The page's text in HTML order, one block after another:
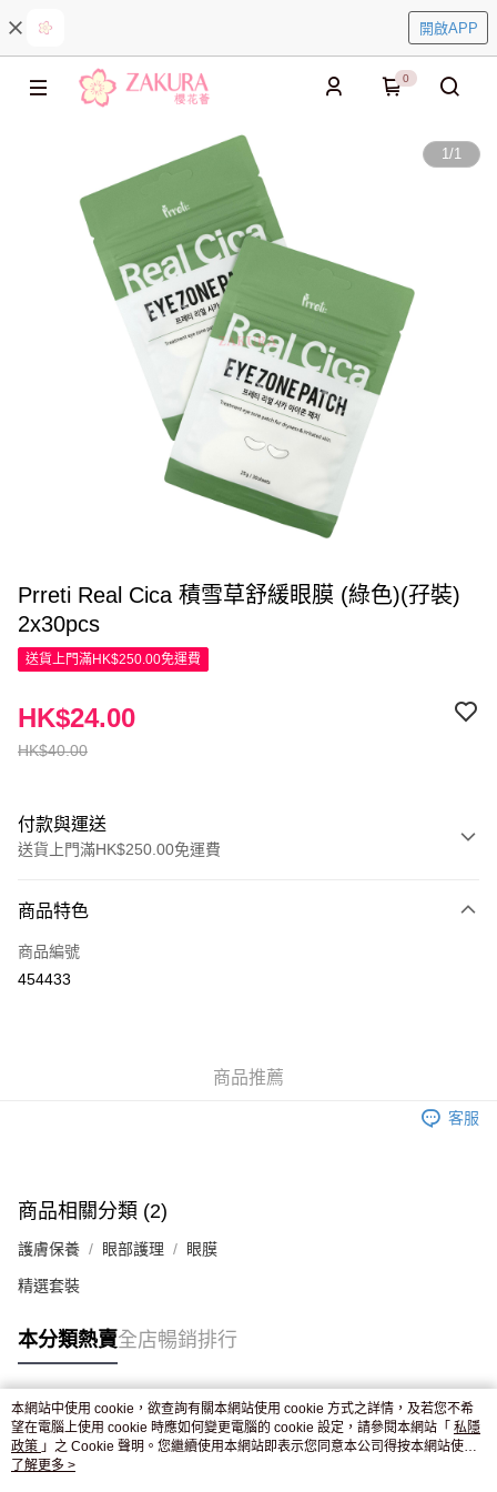
開啟APP
0
1/1
Prreti Real Cica 積雪草舒緩眼膜 (綠色)(孖裝)
2x30pcs
送貨上門滿HK$250.00免運費
HK$40.00
HK$24.00
付款與運送
送貨上門滿HK$250.00免運費
信用卡
Apple Pay
付款後門市自取，訂單確認後2-4個工作天到店，7天內取。逾期後
商品特色
商品編號
454433
商品推薦
客服
商品相關分類 (2)
護膚保養 眼部護理 眼膜
精選套裝
本分類熱賣全店暢銷排行
熱門標籤
熱銷排行
本網站中使用 cookie，欲查詢有關本網站使用 cookie 方式之詳情，及若您不希
望在電腦上使用 cookie 時應如何變更電腦的 cookie 設定，請參閱本網站「 私隱
政策 」之 Cookie 聲明。您繼續使用本網站即表示您同意本公司得按本網站使用
條款之 Cookie 聲明使用 cookie。
了解更多 >